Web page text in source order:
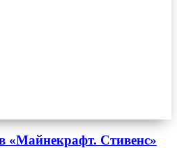
«Майнекрафт. Стивенс»